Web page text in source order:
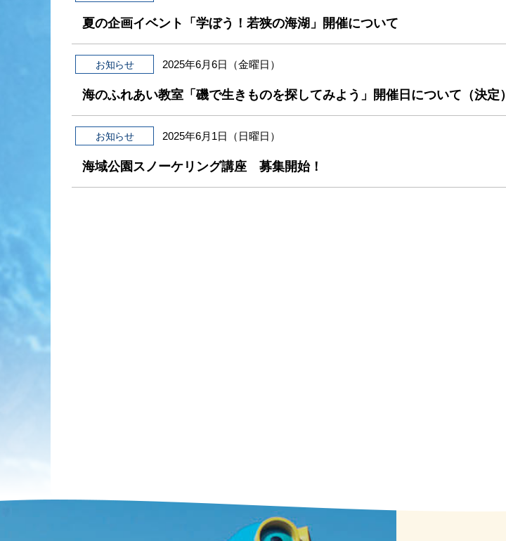
夏の企画イベント「学ぼう！若狭の海湖」開催について
お知らせ 2025年6月6日（金曜日）
海のふれあい教室「磯で生きものを探してみよう」開催日について（決定）
お知らせ 2025年6月1日（日曜日）
海域公園スノーケリング講座 募集開始！